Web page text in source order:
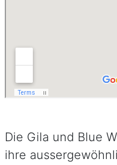
Die Gila und Blue
ihre